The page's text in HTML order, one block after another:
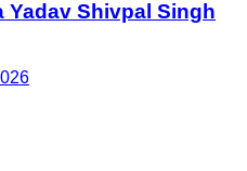
Yadav Shivpal Singh